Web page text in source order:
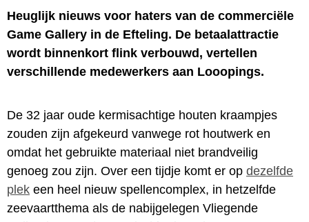
Heuglijk nieuws voor haters van de commerciële
Game Gallery in de Efteling. De betaalattractie
wordt binnenkort flink verbouwd, vertellen
verschillende medewerkers aan Looopings.
De 32 jaar oude kermisachtige houten kraampjes
zouden zijn afgekeurd vanwege rot houtwerk en
omdat het gebruikte materiaal niet brandveilig
genoeg zou zijn. Over een tijdje komt er op dezelfde
plek een heel nieuw spellencomplex, in hetzelfde
zeevaartthema als de nabijgelegen Vliegende